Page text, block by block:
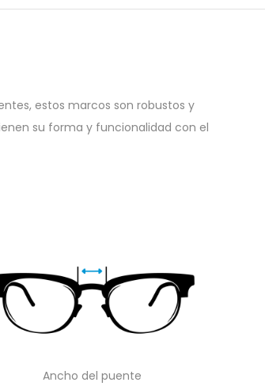
estos marcos son robustos y
su forma y funcionalidad con el
Ancho del puente